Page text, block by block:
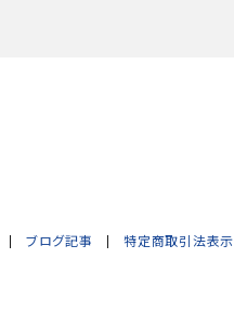
ブログ記事 特定商取引法表示